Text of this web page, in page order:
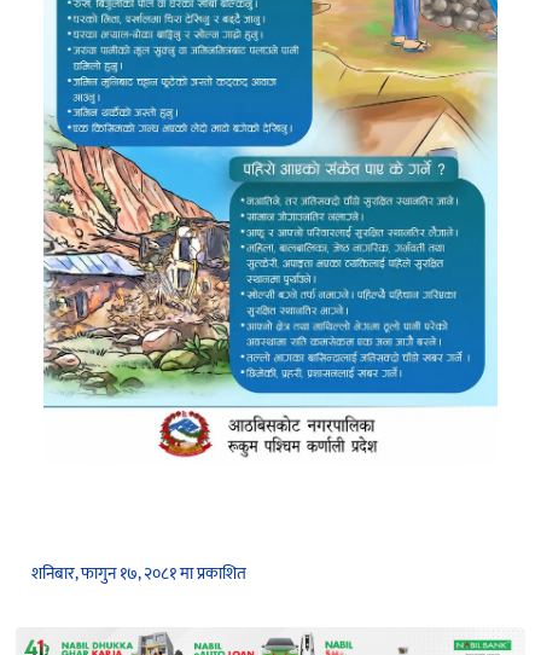
शनिबार, फागुन १७, २०८१ मा प्रकाशित